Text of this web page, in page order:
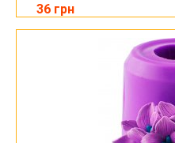
36 грн